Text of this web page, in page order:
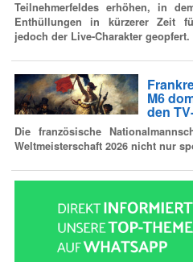
Teilnehmerfeldes erhöhen, in
Enthüllungen in kürzerer Zeit
jedoch der Live-Charakter geopfert.
M6
den
Die französische
Weltmeisterschaft 2026 nicht nur